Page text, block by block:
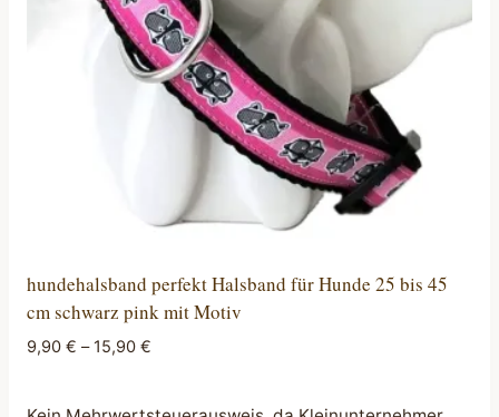
Produktseite
hundehalsband perfekt Halsband für Hunde 25 bis 45
cm schwarz pink mit Motiv
9,90 € –15,90 €